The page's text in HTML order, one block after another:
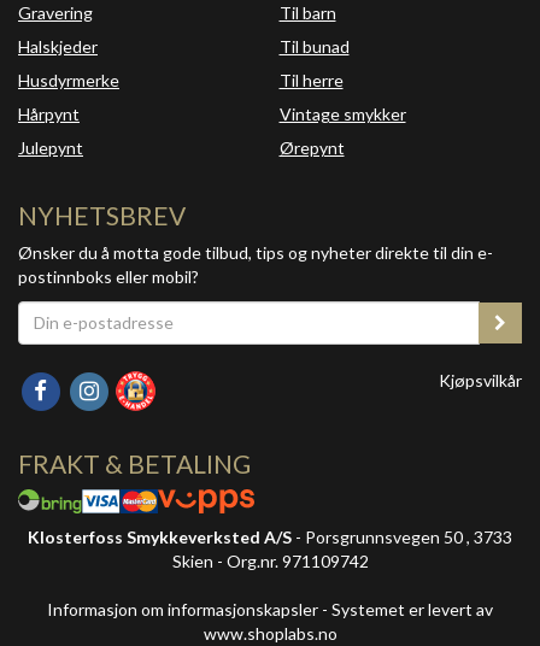
Gravering
Halskjeder
Husdyrmerke
Hårpynt
Julepynt
Til barn
Til bunad
Til herre
Vintage smykker
Ørepynt
NYHETSBREV
Ønsker du å motta gode tilbud, tips og nyheter direkte til din e-
postinnboks eller mobil?
Kjøpsvilkår
FRAKT & BETALING
Klosterfoss Smykkeverksted A/S - Porsgrunnsvegen 50 , 3733
Skien - Org.nr. 971109742
Informasjon om informasjonskapsler - Systemet er levert av
www.shoplabs.no